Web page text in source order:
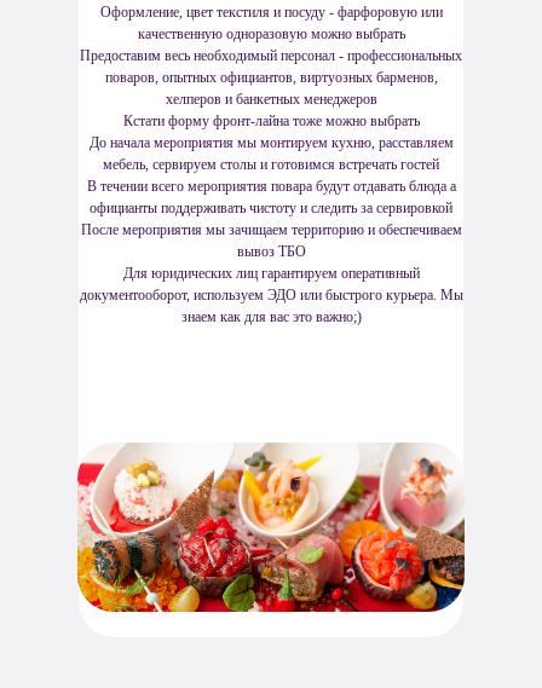
Оформление, цвет текстиля и посуду - фарфоровую или
качественную одноразовую можно выбрать
Предоставим весь необходимый персонал - профессиональных
поваров, опытных официантов, виртуозных барменов,
хелперов и банкетных менеджеров
Кстати форму фронт-лайна тоже можно выбрать
До начала мероприятия мы монтируем кухню, расставляем
мебель, сервируем столы и готовимся встречать гостей
В течении всего мероприятия повара будут отдавать блюда а
официанты поддерживать чистоту и следить за сервировкой
После мероприятия мы зачищаем территорию и обеспечиваем
вывоз ТБО
Для юридических лиц гарантируем оперативный
документооборот, используем ЭДО или быстрого курьера. Мы
знаем как для вас это важно;)